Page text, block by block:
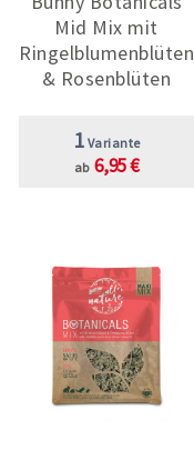
Mid Mix mit
Ringelblumenblüten
& Rosenblüten
1 Variante
ab 6,95 €